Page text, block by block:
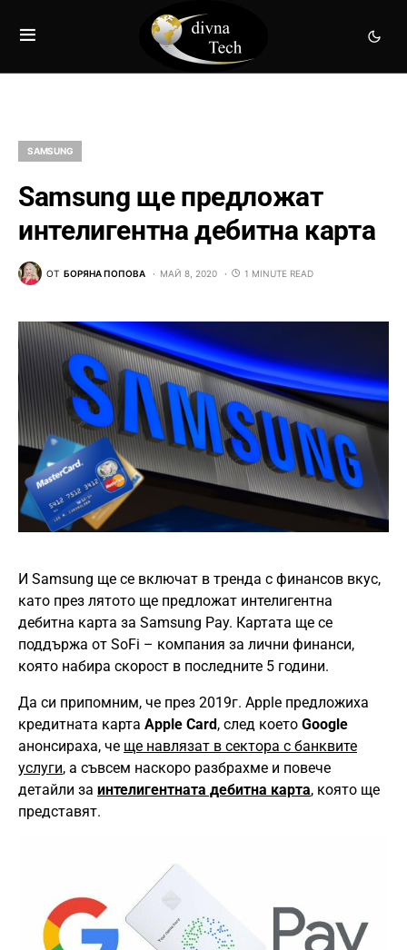
SAMSUNG
Samsung ще предложат
интелигентна дебитна карта
ОТ БОРЯНА ПОПОВА МАЙ 8, 2020 1 MINUTE READ
И Samsung ще се включат в тренда с финансов вкус,
като през лятото ще предложат интелигентна
дебитна карта за Samsung Pay. Картата ще се
поддържа от SoFi – компания за лични финанси,
която набира скорост в последните 5 години.
Да си припомним, че през 2019г. Apple предложиха
кредитната карта Apple Card, след което Google
анонсираха, че ще навлязат в сектора с банквите
услуги, а съвсем наскоро разбрахме и повече
детайли за интелигентната дебитна карта, която ще
представят.